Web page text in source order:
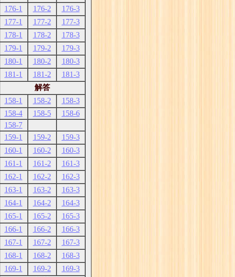
176-1 176-2
176-3
177-1 177-2
177-3
178-1 178-2
178-3
179-1 179-2
179-3
180-1 180-2
180-3
181-1 181-2
181-3
解答
158-1 158-2
158-3
158-4
158-5
158-6
158-7
159-1 159-2
159-3
160-1 160-2
160-3
161-1 161-2
161-3
162-1 162-2
162-3
163-1 163-2
163-3
164-1 164-2
164-3
165-1 165-2
165-3
166-1 166-2
166-3
167-1 167-2
167-3
168-1 168-2
168-3
169-1 169-2
169-3